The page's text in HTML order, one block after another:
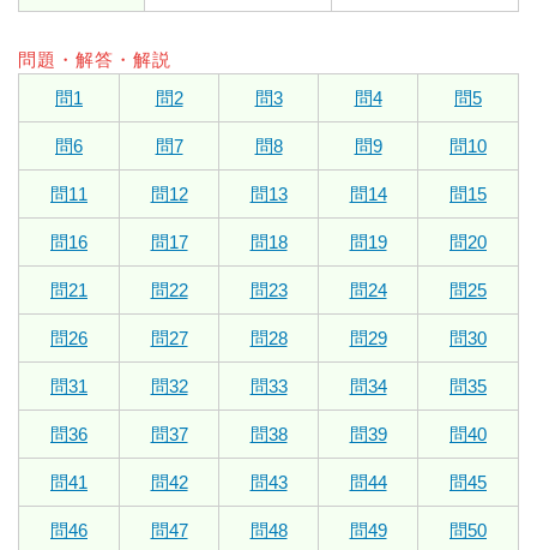
問題・解答・解説
問1
問2 問3 問4 問5
問6 問7 問8 問9 問10
問11 問12 問13 問14 問15
問16 問17 問18 問19 問20
問21 問22 問23 問24 問25
問26 問27 問28 問29 問30
問31 問32 問33 問34 問35
問36 問37 問38 問39 問40
問41 問42 問43 問44 問45
問46 問47 問48 問49 問50